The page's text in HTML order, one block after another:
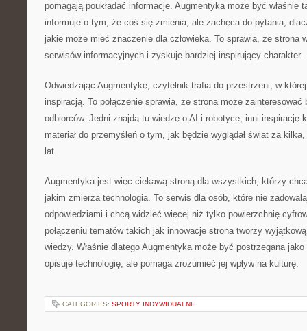
pomagają poukładać informacje. Augmentyka może być właśnie
informuje o tym, że coś się zmienia, ale zachęca do pytania,
jakie może mieć znaczenie dla człowieka. To sprawia, że strona
serwisów informacyjnych i zyskuje bardziej inspirujący charakter.
Odwiedzając Augmentykę, czytelnik trafia do przestrzeni, w
inspiracją. To połączenie sprawia, że strona może zainteresować
odbiorców. Jedni znajdą tu wiedzę o AI i robotyce, inni inspirację
materiał do przemyśleń o tym, jak będzie wyglądał świat za
lat.
Augmentyka jest więc ciekawą stroną dla wszystkich, którzy
jakim zmierza technologia. To serwis dla osób, które nie
odpowiedziami i chcą widzieć więcej niż tylko powierzchnię
połączeniu tematów takich jak innowacje strona tworzy
wiedzy. Właśnie dlatego Augmentyka może być postrzegana
opisuje technologię, ale pomaga zrozumieć jej wpływ na kulturę.
CATEGORIES: SPORTY INDYWIDUALNE